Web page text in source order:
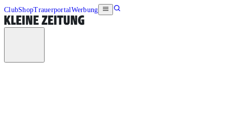
ClubShopTrauerportalWerbung